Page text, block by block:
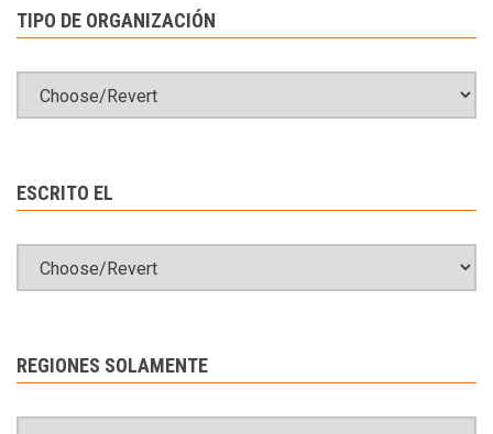
TIPO DE ORGANIZACIÓN
ESCRITO EL
REGIONES SOLAMENTE